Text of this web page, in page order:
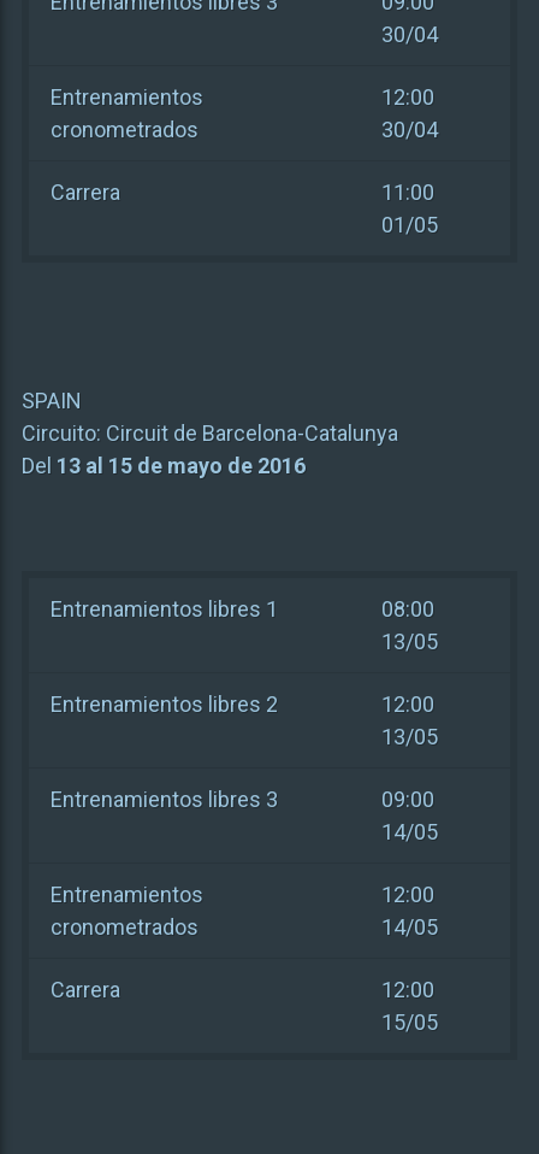
30/04
Entrenamientos
cronometrados
12:00
30/04
Carrera
11:00
01/05
SPAIN
Circuito: Circuit de Barcelona-Catalunya
Del 13 al 15 de mayo de 2016
Entrenamientos libres 1
08:00
13/05
Entrenamientos libres 2
12:00
13/05
Entrenamientos libres 3
09:00
14/05
Entrenamientos
cronometrados
12:00
14/05
Carrera
12:00
15/05